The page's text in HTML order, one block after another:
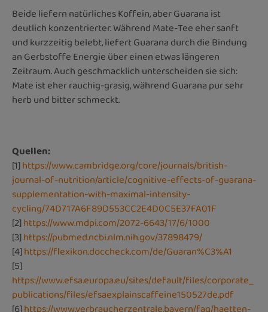
Beide liefern natürliches Koffein, aber Guarana ist
deutlich konzentrierter. Während Mate-Tee eher sanft
und kurzzeitig belebt, liefert Guarana durch die Bindung
an Gerbstoffe Energie über einen etwas längeren
Zeitraum. Auch geschmacklich unterscheiden sie sich:
Mate ist eher rauchig-grasig, während Guarana pur sehr
herb und bitter schmeckt.
Quellen:
[1]https://www.cambridge.org/core/journals/british-
journal-of-nutrition/article/cognitive-effects-of-guarana-
supplementation-with-maximal-intensity-
cycling/74D717A6F89D553CC2E4D0C5E37FA01F
[2]https://www.mdpi.com/2072-6643/17/6/1000
[3]https://pubmed.ncbi.nlm.nih.gov/37898479/
[4]https://flexikon.doccheck.com/de/Guaran%C3%A1
[5]
https://www.efsa.europa.eu/sites/default/files/corporate_
publications/files/efsaexplainscaffeine150527de.pdf